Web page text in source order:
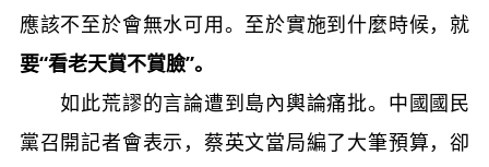
應該不至於會無水可用。至於實施到什麼時候，就
要“看老天賞不賞臉”。
如此荒謬的言論遭到島內輿論痛批。中國國民
黨召開記者會表示，蔡英文當局編了大筆預算，卻